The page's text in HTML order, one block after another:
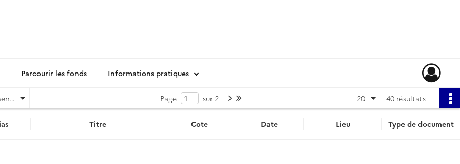
Parcourir les fonds Informations pratiques
Pertinence Page sur 2 Page suivante : 1/2 40 résultats
20
Titre Cote Date Lieu Type de document